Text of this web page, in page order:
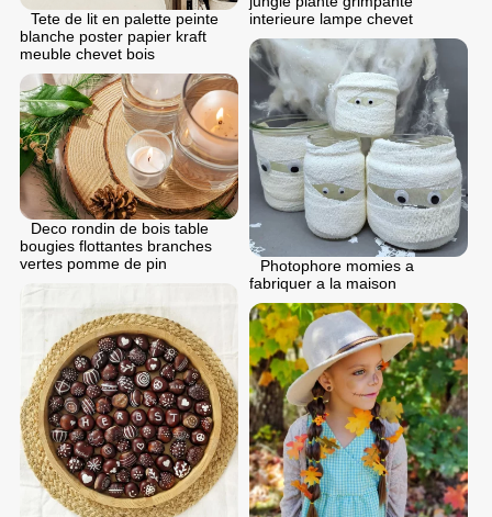
interieure lampe chevet
Tete de lit en palette peinte
blanche poster papier kraft
meuble chevet bois
Photophore momies a
fabriquer a la maison
Deco rondin de bois table
bougies flottantes branches
vertes pomme de pin